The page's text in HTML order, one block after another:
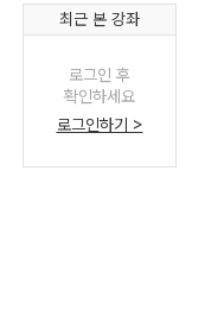
최근 본 강좌
로그인 후
확인하세요
로그인하기 >